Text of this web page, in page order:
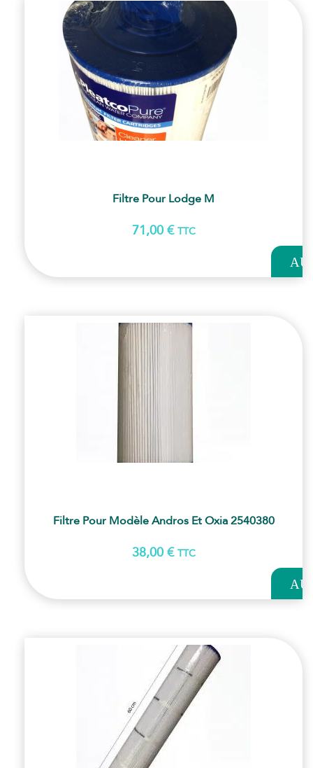
Filtre Pour Lodge M
71,00 € TTC
AU
Filtre Pour Modèle Andros Et Oxia 2540380
38,00 € TTC
AU